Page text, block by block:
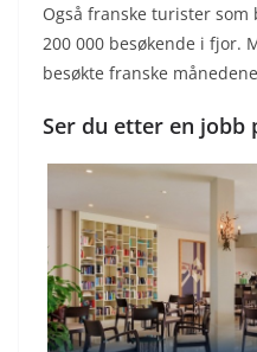
Også franske turister som
200 000 besøkende i fjor.
besøkte franske
Ser du etter en jobb